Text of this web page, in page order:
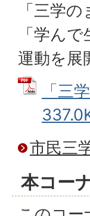
「三学
「学ん
運動を展
「三
市民三
本コー